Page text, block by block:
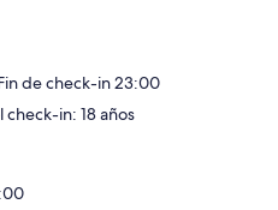
de check-in 23:00
check-in: 18 años